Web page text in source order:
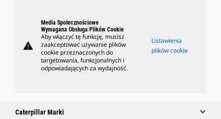
warning
Media Społecznościowe
Wymagana Obsługa Plików Cookie
Aby włączyć tę funkcję, musisz
zaakceptować używanie plików
cookie przeznaczonych do
targetowania, funkcjonalnych i
odpowiadających za wydajność.
Ustawienia
plików cookie
Caterpillar Marki